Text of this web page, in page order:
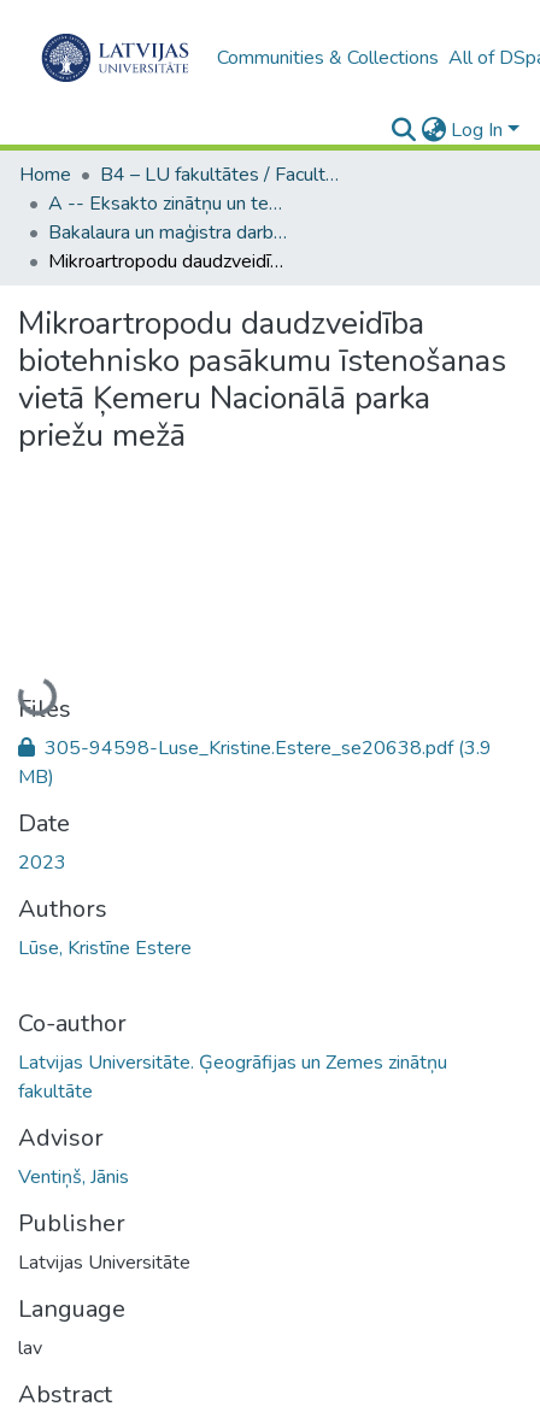
Communities & Collections All of
Log In
Home
B4 – LU fakultātes / Faculties of the UL
A -- Eksakto zinātņu un tehnoloģiju fakultāte / Faculty of Science and Technology
Bakalaura un maģistra darbi (EZTF) / Bachelor's and Master's theses
Mikroartropodu daudzveidība biotehnisko pasākumu īstenošanas vietā Ķemeru Nacionālā parka priežu mežā
Mikroartropodu daudzveidība
biotehnisko pasākumu īstenošanas
vietā Ķemeru Nacionālā parka
priežu mežā
Loading...
Files
305-94598-Luse_Kristine.Estere_se20638.pdf(3.9
MB)
Date
2023
Authors
Lūse, Kristīne Estere
Co-author
Latvijas Universitāte. Ģeogrāfijas un Zemes zinātņu
fakultāte
Advisor
Ventiņš, Jānis
Publisher
Latvijas Universitāte
Language
lav
Abstract